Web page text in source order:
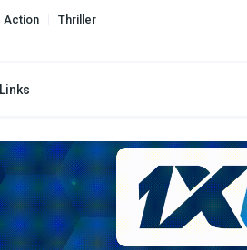
Action Thriller
Links